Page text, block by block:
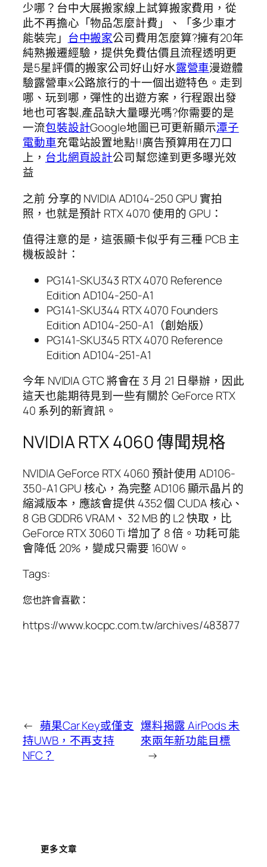
少哪？台中大展搬家線上試算搬家費用，從
此不再擔心「物品怎麼計費」、「多少車才
能裝完」 台中搬家公司費用怎麼算?擁有20年
純熟搬遷經驗，提供免費估價且流程透明更
是5星評價的搬家公司好山好水露營車漫遊體
驗露營車x公路旅行的十一個出遊特色。走到
哪、玩到哪，彈性的出遊方案，行程跟出發
地也可客製,產品缺大量曝光嗎?你需要的是
一流包裝設計Google地圖已可更新顯示潭子
電動車充電站設置地點!!廣告預算用在刀口
上， 台北網頁設計公司幫您達到更多曝光效
益
之前 分享的 NVIDIA AD104-250 GPU 實拍
照，也就是預計 RTX 4070 使用的 GPU：
值得注意的是，這張顯卡似乎有三種 PCB 主
機板設計：
PG141-SKU343 RTX 4070 Reference
Edition AD104-250-A1
PG141-SKU344 RTX 4070 Founders
Edition AD104-250-A1（創始版）
PG141-SKU345 RTX 4070 Reference
Edition AD104-251-A1
今年 NVIDIA GTC 將會在 3 月 21 日舉辦，因此
這天也能期待見到一些有關於 GeForce RTX
40 系列的新資訊。
NVIDIA RTX 4060 傳聞規格
NVIDIA GeForce RTX 4060 預計使用 AD106-
350-A1 GPU 核心，為完整 AD106 顯示晶片的
縮減版本，應該會提供 4352 個 CUDA 核心、
8 GB GDDR6 VRAM、 32 MB 的 L2 快取，比
GeForce RTX 3060 Ti 增加了 8 倍。功耗可能
會降低 20%，變成只需要 160W。
Tags:
您也許會喜歡：
https://www.kocpc.com.tw/archives/483877
← 蘋果Car Key或僅支
持UWB，不再支持
NFC？
爆料揭露 AirPods 未
來兩年新功能目標
→
更多文章